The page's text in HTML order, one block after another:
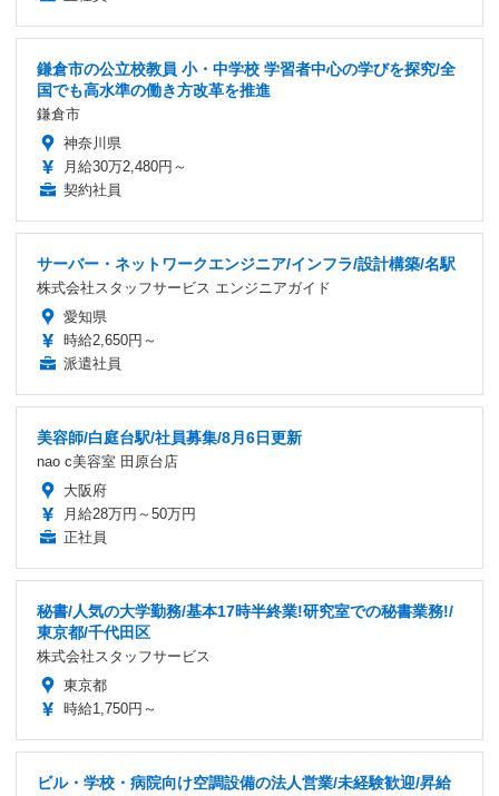
鎌倉市の公立校教員 小・中学校 学習者中心の学びを探究/全
国でも高水準の働き方改革を推進
鎌倉市
神奈川県
月給30万2,480円～
契約社員
サーバー・ネットワークエンジニア/インフラ/設計構築/名駅
株式会社スタッフサービス エンジニアガイド
愛知県
時給2,650円～
派遣社員
美容師/白庭台駅/社員募集/8月6日更新
nao c美容室 田原台店
大阪府
月給28万円～50万円
正社員
秘書/人気の大学勤務/基本17時半終業!研究室での秘書業務!/
東京都/千代田区
株式会社スタッフサービス
東京都
時給1,750円～
ビル・学校・病院向け空調設備の法人営業/未経験歓迎/昇給